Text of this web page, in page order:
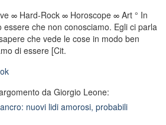
∞ Hard-Rock ∞ Horoscope ∞ Art ° In
che non conosciamo. Egli ci parla
che vede le cose in modo ben
di essere [Cit.
da Giorgio Leone:
nuovi lidi amorosi, probabili